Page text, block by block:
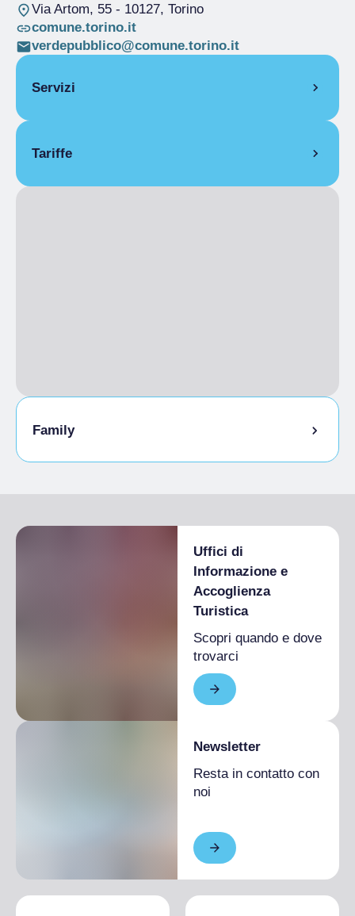
Via Artom, 55- 10127, Torino
comune.torino.it
verdepubblico@comune.torino.it
Servizi
Tariffe
Family
Uffici di
Informazione e
Accoglienza
Turistica
Scopri quando e dove
trovarci
Newsletter
Resta in contatto con
noi